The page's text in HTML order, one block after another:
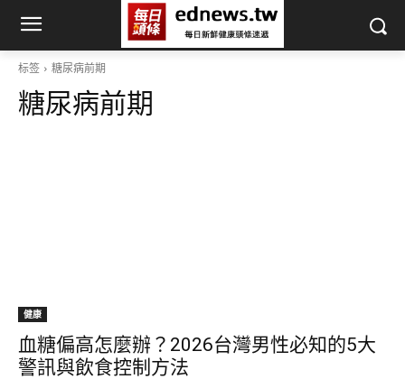
标签 糖尿病前期
糖尿病前期
健康
血糖偏高怎麼辦？2026台灣男性必知的5大
警訊與飲食控制方法